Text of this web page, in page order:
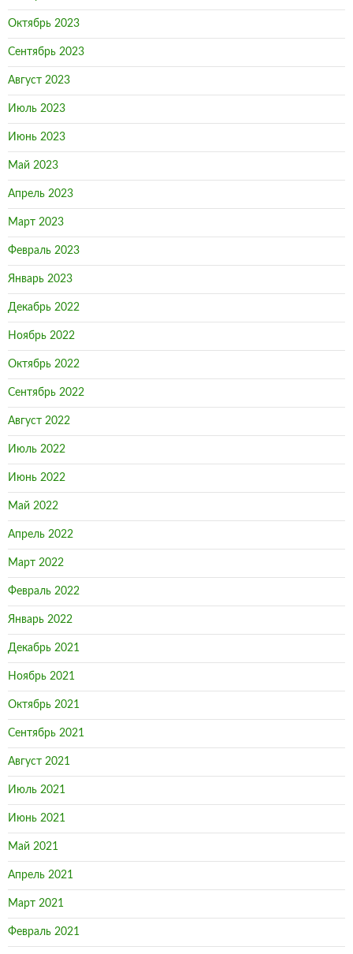
Октябрь 2023
Сентябрь 2023
Август 2023
Июль 2023
Июнь 2023
Май 2023
Апрель 2023
Март 2023
Февраль 2023
Январь 2023
Декабрь 2022
Ноябрь 2022
Октябрь 2022
Сентябрь 2022
Август 2022
Июль 2022
Июнь 2022
Май 2022
Апрель 2022
Март 2022
Февраль 2022
Январь 2022
Декабрь 2021
Ноябрь 2021
Октябрь 2021
Сентябрь 2021
Август 2021
Июль 2021
Июнь 2021
Май 2021
Апрель 2021
Март 2021
Февраль 2021